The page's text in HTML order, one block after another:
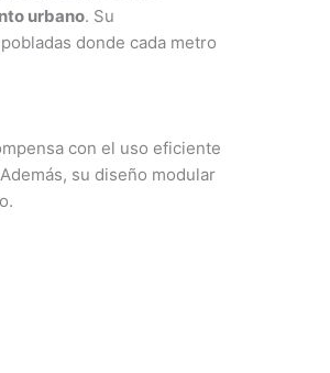
urbano. Su
donde cada metro
con el uso eficiente
su diseño modular